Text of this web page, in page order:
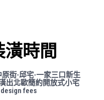
時間
原街-邱宅-一家三口新生
出北歐簡約開放式小宅
fees